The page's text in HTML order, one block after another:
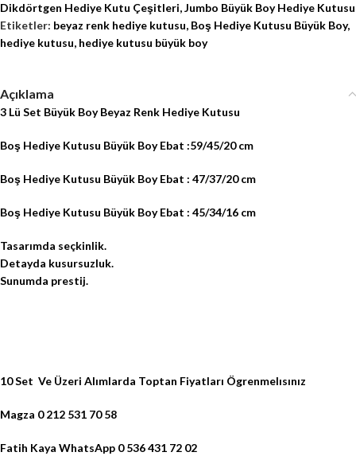
Dikdörtgen Hediye Kutu Çeşitleri,Jumbo Büyük Boy Hediye Kutusu
Etiketler: beyaz renk hediye kutusu, Boş Hediye Kutusu Büyük Boy,
hediye kutusu, hediye kutusu büyük boy
Açıklama
3 Lü Set Büyük Boy Beyaz Renk Hediye Kutusu
Boş Hediye Kutusu Büyük Boy Ebat :59/45/20 cm
Boş Hediye Kutusu Büyük Boy Ebat : 47/37/20 cm
Boş Hediye Kutusu Büyük Boy Ebat : 45/34/16 cm
Tasarımda seçkinlik.
Detayda kusursuzluk.
Sunumda prestij.
10 Set Ve Üzeri Alımlarda Toptan Fiyatları Ögrenmelısınız
Magza 0 212 531 70 58
Fatih Kaya WhatsApp 0 536 431 72 02